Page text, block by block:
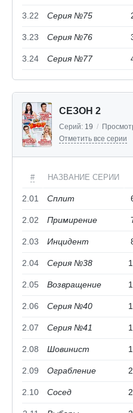
3.22 Серия №75
3.23 Серия №76
3.24 Серия №77
СЕЗОН 2
Серий: 19 /
Отметить все серии
# НАЗВАНИЕ СЕРИИ
2.01 Сплит
2.02 Примирение
2.03 Инцидент
2.04 Серия №38
2.05 Возвращение
2.06 Серия №40
2.07 Серия №41
2.08 Шовинист
2.09 Ограбление
2.10 Сосед